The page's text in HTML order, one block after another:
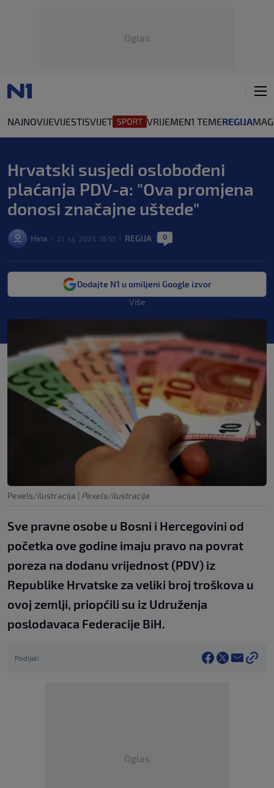
Oglas
NAJNOVIJEVIJESTISVIJET VRIJEMEN1 TEMEREGIJA
Hrvatski susjedi oslobođeni
plaćanja PDV-a: "Ova promjena
donosi značajne uštede"
Hina 21. sij. 2025. 16:55 REGIJA 0
Dodajte N1 u omiljeni Google izvor
Više
Pexels/ilustracija | Pexels/ilustracija
Sve pravne osobe u Bosni i Hercegovini od
početka ove godine imaju pravo na povrat
poreza na dodanu vrijednost (PDV) iz
Republike Hrvatske za veliki broj troškova u
ovoj zemlji, priopćili su iz Udruženja
poslodavaca Federacije BiH.
Podijeli
Oglas